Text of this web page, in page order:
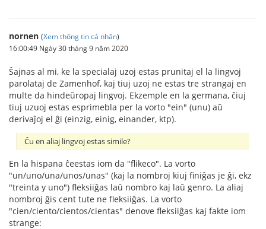
nornen (Xem thông tin cá nhân)
16:00:49 Ngày 30 tháng 9 năm 2020
Ŝajnas al mi, ke la specialaj uzoj estas prunitaj el la lingvoj
parolataj de Zamenhof, kaj tiuj uzoj ne estas tre strangaj en
multe da hindeŭropaj lingvoj. Ekzemple en la germana, ĉiuj
tiuj uzuoj estas esprimebla per la vorto "ein" (unu) aŭ
derivaĵoj el ĝi (einzig, einig, einander, ktp).
Ĉu en aliaj lingvoj estas simile?
En la hispana ĉeestas iom da "flikeco". La vorto
"un/uno/una/unos/unas" (kaj la nombroj kiuj finiĝas je ĝi, ekz
"treinta y uno") fleksiiĝas laŭ nombro kaj laŭ genro. La aliaj
nombroj ĝis cent tute ne fleksiiĝas. La vorto
"cien/ciento/cientos/cientas" denove fleksiiĝas kaj fakte iom
strange: